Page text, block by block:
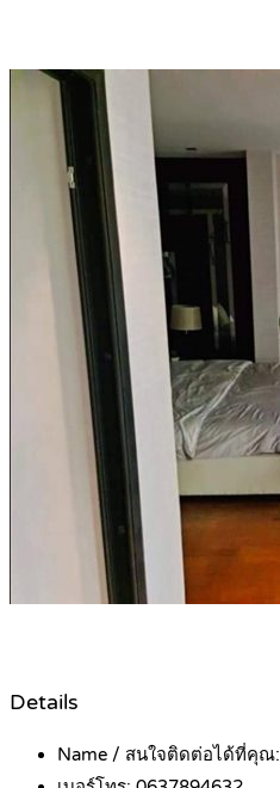
Details
Name / สนใจติดต่อได้ที่คุณ: